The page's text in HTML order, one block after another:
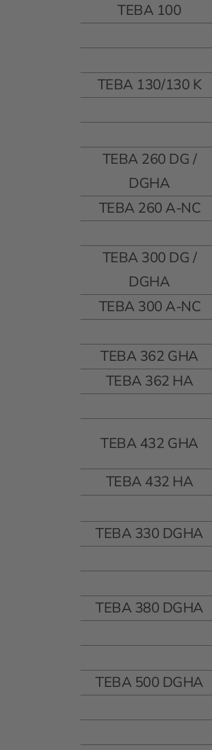
TEBA 100
TEBA 130/130 K
TEBA 260 DG /
DGHA
TEBA 260 A-NC
TEBA 300 DG /
DGHA
TEBA 300 A-NC
TEBA 362 GHA
TEBA 362 HA
TEBA 432 GHA
TEBA 432 HA
TEBA 330 DGHA
TEBA 380 DGHA
TEBA 500 DGHA